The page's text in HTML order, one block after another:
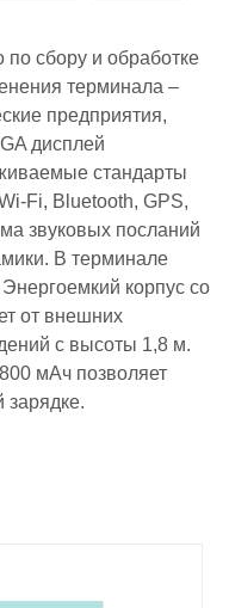
сбору и обработке
терминала –
предприятия,
дисплей
стандарты
Fi, Bluetooth, GPS,
звуковых посланий
В терминале
корпус со
от внешних
с высоты 1,8 м.
мАч позволяет
зарядке.